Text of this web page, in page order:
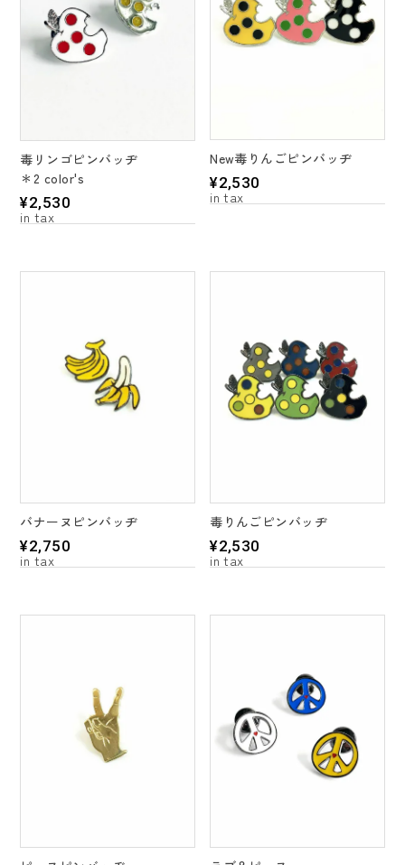
毒リンゴピンバッヂ
＊2 color's
¥2,530
New毒りんごピンバッヂ
¥2,530
バナーヌピンバッヂ
¥2,750
毒りんごピンバッヂ
¥2,530